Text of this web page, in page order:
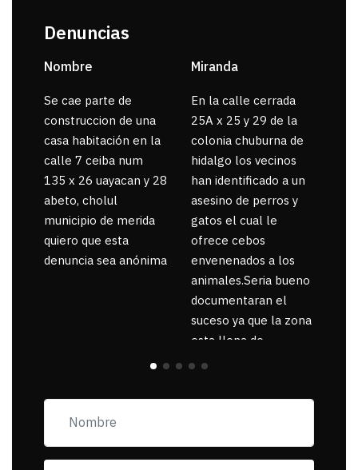
Denuncias
Nombre
Se cae parte de
construccion de una
casa habitación en la
calle 7 ceiba num
135 x 26 uayacan y 28
abeto, cholul
municipio de merida
quiero que esta
denuncia sea anónima
Miranda
En la calle cerrada
25A x 25 y 29 de la
colonia chuburna de
hidalgo los vecinos
han identificado a un
asesino de perros y
gatos el cual le
ofrece cebos
envenenados a los
animales.Seria bueno
documentaran el
suceso ya que la zona
esta llena de
pancartas de
exigiendo al asesino
muerta.